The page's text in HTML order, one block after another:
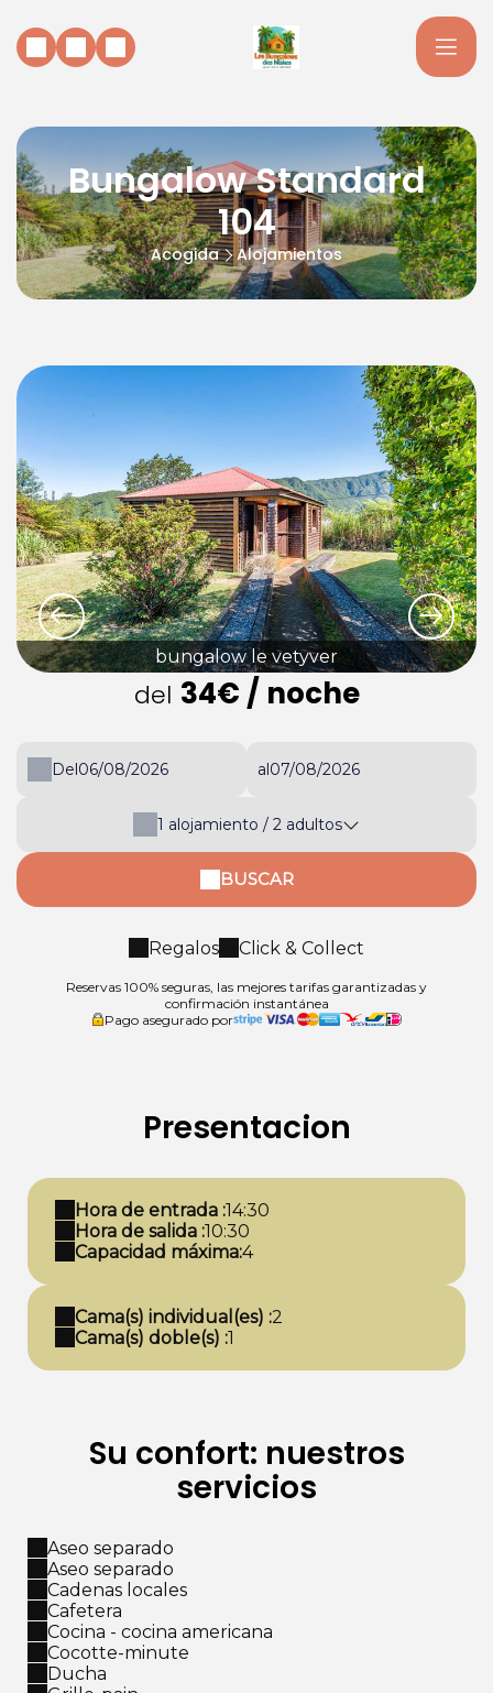
Bungalow Standard
104
Acogida Alojamientos
bungalow le vetyver
del 34€ / noche
Del al
1 alojamiento / 2 adultos
BUSCAR
Regalos Click & Collect
Reservas 100% seguras, las mejores tarifas garantizadas y
confirmación instantánea
Pago asegurado por
Presentacion
Hora de entrada :14:30
Hora de salida :10:30
Capacidad máxima:4
Cama(s) individual(es) :2
Cama(s) doble(s) :1
Su confort: nuestros
servicios
Aseo separado
Aseo separado
Cadenas locales
Cafetera
Cocina - cocina americana
Cocotte-minute
Ducha